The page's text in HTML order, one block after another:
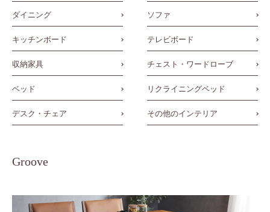
ダイニング ソファ
キッチンボード テレビボード
収納家具 チェスト・ワードローブ
ベッド リクライニングベッド
デスク・チェア その他のインテリア
Groove